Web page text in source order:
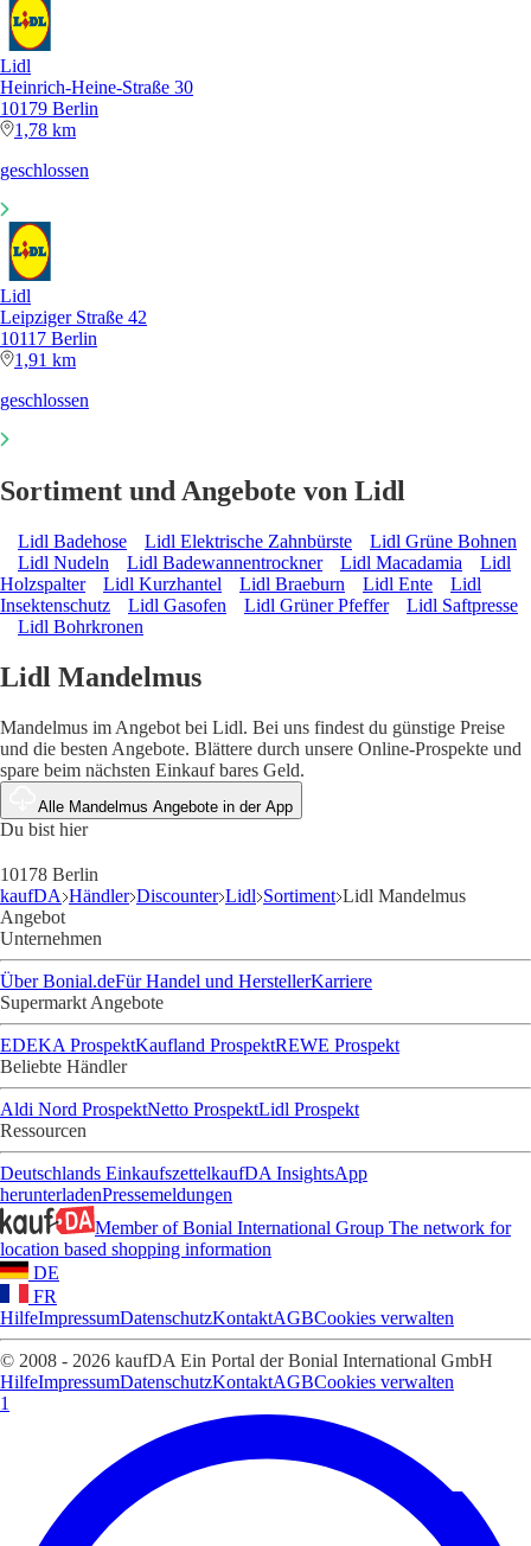
Lidl
Heinrich-Heine-Straße 30
10179 Berlin
1,78 km
geschlossen
Lidl
Leipziger Straße 42
10117 Berlin
1,91 km
geschlossen
Sortiment und Angebote von Lidl
Lidl Badehose Lidl Elektrische Zahnbürste
Lidl Grüne Bohnen
Lidl Nudeln
Lidl Badewannentrockner Lidl Macadamia
Lidl
Holzspalter
Lidl Kurzhantel Lidl Braeburn Lidl Ente
Lidl
Insektenschutz
Lidl Gasofen Lidl Grüner Pfeffer
Lidl Saftpresse
Lidl Bohrkronen
Lidl Mandelmus
Mandelmus im Angebot bei Lidl. Bei uns findest du günstige Preise
und die besten Angebote. Blättere durch unsere Online-Prospekte und
spare beim nächsten Einkauf bares Geld.
Alle Mandelmus Angebote in der App
Du bist hier
10178 Berlin
kaufDA Händler Discounter Lidl Sortiment Lidl Mandelmus
Angebot
Unternehmen
Über Bonial.deFür Handel und HerstellerKarriere
Supermarkt Angebote
EDEKA ProspektKaufland ProspektREWE Prospekt
Beliebte Händler
Aldi Nord ProspektNetto ProspektLidl Prospekt
Ressourcen
Deutschlands EinkaufszettelkaufDA InsightsApp
herunterladenPressemeldungen
Member of Bonial International Group The network for
location based shopping information
DE
FR
HilfeImpressumDatenschutzKontaktAGBCookies verwalten
© 2008 - 2026 kaufDA Ein Portal der Bonial International GmbH
HilfeImpressumDatenschutzKontaktAGBCookies verwalten
1